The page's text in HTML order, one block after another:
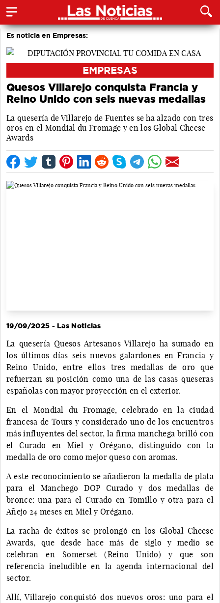
Es noticia en Empresas:
EMPRESAS
Quesos Villarejo conquista Francia y
Reino Unido con seis nuevas medallas
La quesería de Villarejo de Fuentes se ha alzado con tres
oros en el Mondial du Fromage y en los Global Cheese
Awards
19/09/2025 - Las Noticias
La quesería Quesos Artesanos Villarejo ha sumado en
los últimos días seis nuevos galardones en Francia y
Reino Unido, entre ellos tres medallas de oro que
refuerzan su posición como una de las casas queseras
españolas con mayor proyección en el exterior.
En el Mondial du Fromage, celebrado en la ciudad
francesa de Tours y considerado uno de los encuentros
más influyentes del sector, la firma manchega brilló con
el Curado en Miel y Orégano, distinguido con la
medalla de oro como mejor queso con aromas.
A este reconocimiento se añadieron la medalla de plata
para el Manchego DOP Curado y dos medallas de
bronce: una para el Curado en Tomillo y otra para el
Añejo 24 meses en Miel y Orégano.
La racha de éxitos se prolongó en los Global Cheese
Awards, que desde hace más de siglo y medio se
celebran en Somerset (Reino Unido) y que son
referencia ineludible en la agenda internacional del
sector.
Allí, Villarejo conquistó dos nuevos oros: uno para el